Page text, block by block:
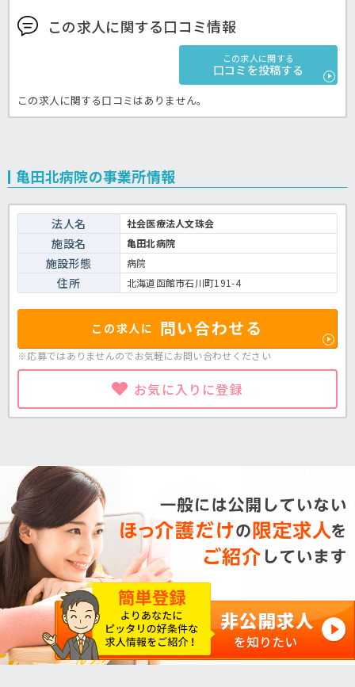
この求人に関する口コミ情報
この求人に関する
口コミを投稿する
この求人に関する口コミはありません。
亀田北病院の事業所情報
法人名 社会医療法人文珠会
施設名 亀田北病院
施設形態 病院
住所 北海道函館市石川町191-4
この求人に 問い合わせる
※応募ではありませんのでお気軽にお問い合わせください
お気に入りに登録